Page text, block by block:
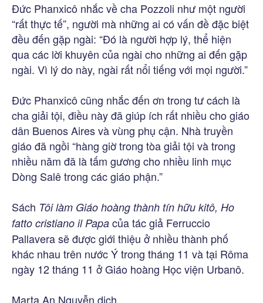
Đức Phanxicô nhắc về cha Pozzoli như một người
“rất thực tế”, người mà những ai có vấn đề đặc biệt
đều đến gặp ngài: “Đó là người hợp lý, thể hiện
qua các lời khuyên của ngài cho những ai đến gặp
ngài. Vì lý do này, ngài rất nổi tiếng với mọi người.”
Đức Phanxicô cũng nhắc đến ơn trong tư cách là
cha giải tội, điều này đã giúp ích rất nhiều cho giáo
dân Buenos Aires và vùng phụ cận. Nhà truyền
giáo đã ngồi “hàng giờ trong tòa giải tội và trong
nhiều năm đã là tấm gương cho nhiều linh mục
Dòng Salê trong các giáo phận.”
Sách Tôi làm Giáo hoàng thành tín hữu kitô, Ho
fatto cristiano il Papa của tác giả Ferruccio
Pallavera sẽ được giới thiệu ở nhiều thành phố
khác nhau trên nước Ý trong tháng 11 và tại Rôma
ngày 12 tháng 11 ở Giáo hoàng Học viện Urbanô.
Marta An Nguyễn dịch